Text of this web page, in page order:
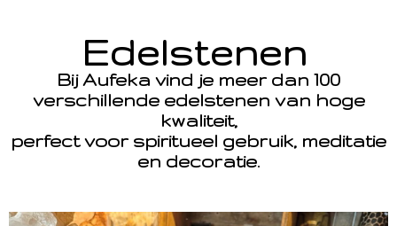
Edelstenen
Bij Aufeka vind je meer dan 100
verschillende edelstenen van hoge
kwaliteit,
perfect voor spiritueel gebruik, meditatie
en decoratie.